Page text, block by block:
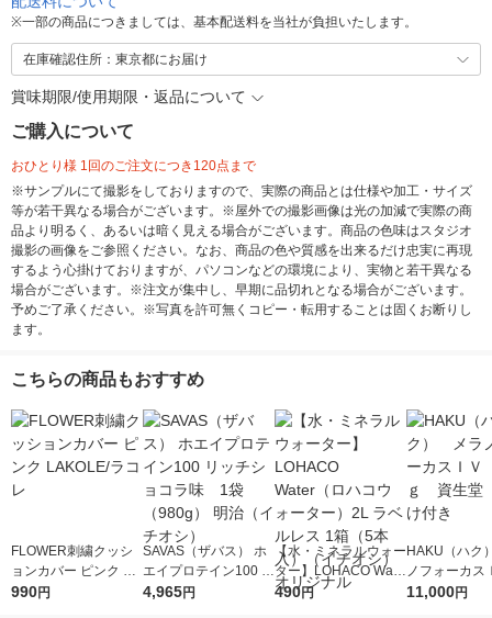
※一部の商品につきましては、基本配送料を当社が負担いたします。
在庫確認住所：東京都にお届け
賞味期限/使用期限・返品について
ご購入について
おひとり様 1回のご注文につき120点まで
※サンプルにて撮影をしておりますので、実際の商品とは仕様や加工・サイズ
等が若干異なる場合がございます。※屋外での撮影画像は光の加減で実際の商
品より明るく、あるいは暗く見える場合がございます。商品の色味はスタジオ
撮影の画像をご参照ください。なお、商品の色や質感を出来るだけ忠実に再現
するよう心掛けておりますが、パソコンなどの環境により、実物と若干異なる
場合がございます。※注文が集中し、早期に品切れとなる場合がございます。
予めご了承ください。※写真を許可無くコピー・転用することは固くお断りし
ます。
こちらの商品もおすすめ
FLOWER刺繍クッシ
ョンカバー ピンク LA
KOLE/ラコレ
990円
SAVAS（ザバス） ホ
エイプロテイン100 リ
ッチショコラ味 1袋
4,965円
【水・ミネラルウォー
ター】LOHACO Wate
r（ロハコウォータ
490円
HAKU（ハ
ノフォーカ
5ｇ 資生堂
11,000円